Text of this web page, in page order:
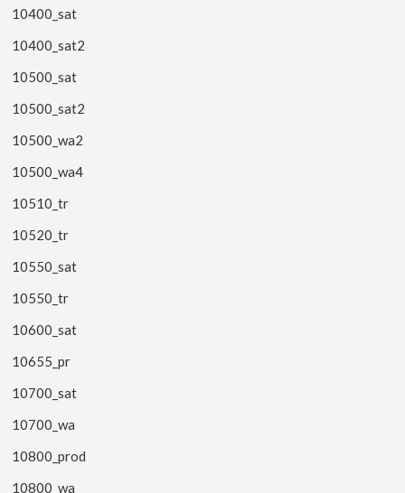
10400_sat
10400_sat2
10500_sat
10500_sat2
10500_wa2
10500_wa4
10510_tr
10520_tr
10550_sat
10550_tr
10600_sat
10655_pr
10700_sat
10700_wa
10800_prod
10800_wa